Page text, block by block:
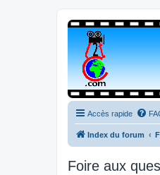
Accès rapide
Index du forum
Foire aux